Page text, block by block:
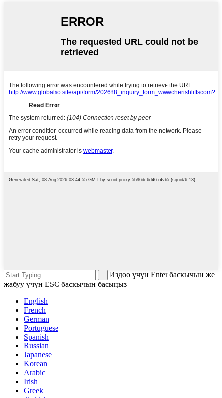
Издөө үчүн Enter баскычын же
жабуу үчүн ESC баскычын басыңыз
English
French
German
Portuguese
Spanish
Russian
Japanese
Korean
Arabic
Irish
Greek